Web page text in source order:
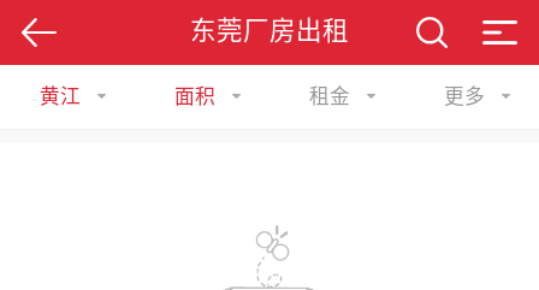
东莞厂房出租
黄江 面积 租金 更多